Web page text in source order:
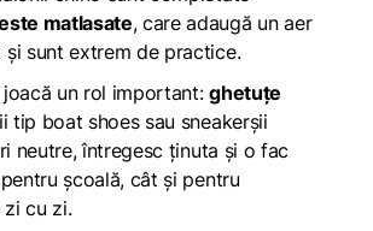
matlasate, care adaugă un aer
sunt extrem de practice.
joacă un rol important:ghetuțe
tip boat shoes sau sneakerșii
neutre, întregesc ținuta și o fac
școală, cât și pentru
cu zi.